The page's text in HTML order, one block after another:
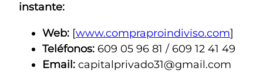
instante:
Web: [www.compraproindiviso.com]
Teléfonos: 609 05 96 81 / 609 12 41 49
Email: capitalprivado31@gmail.com